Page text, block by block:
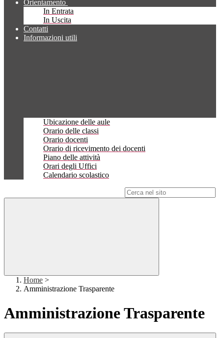
Orientamento
In Entrata
In Uscita
Contatti
Informazioni utili
Ubicazione delle aule
Orario delle classi
Orario docenti
Orario di ricevimento dei docenti
Piano delle attività
Orari degli Uffici
Calendario scolastico
Home >
Amministrazione Trasparente
Amministrazione Trasparente